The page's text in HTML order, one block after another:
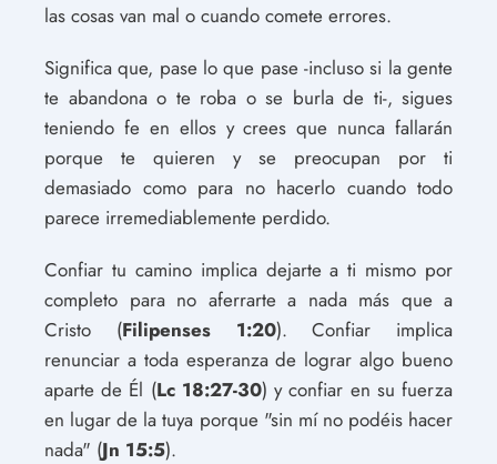
las cosas van mal o cuando comete errores.
Significa que, pase lo que pase -incluso si la gente
te abandona o te roba o se burla de ti-, sigues
teniendo fe en ellos y crees que nunca fallarán
porque te quieren y se preocupan por ti
demasiado como para no hacerlo cuando todo
parece irremediablemente perdido.
Confiar tu camino implica dejarte a ti mismo por
completo para no aferrarte a nada más que a
Cristo (Filipenses 1:20). Confiar implica
renunciar a toda esperanza de lograr algo bueno
aparte de Él (Lc 18:27-30) y confiar en su fuerza
en lugar de la tuya porque "sin mí no podéis hacer
nada" (Jn 15:5).